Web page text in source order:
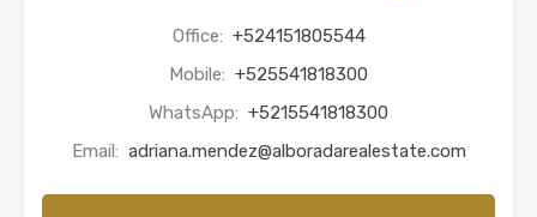
Office: +524151805544
Mobile: +525541818300
WhatsApp: +5215541818300
Email: adriana.mendez@alboradarealestate.com